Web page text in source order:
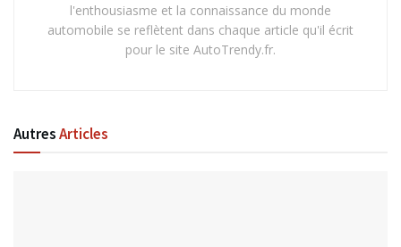
l'enthousiasme et la connaissance du monde
automobile se reflètent dans chaque article qu'il écrit
pour le site AutoTrendy.fr.
AutresArticles